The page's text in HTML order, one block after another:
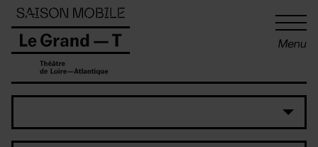
Menu
Panneau de gestion des cookies